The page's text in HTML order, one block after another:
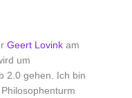
Geert Lovink am
um
2.0 gehen. Ich bin